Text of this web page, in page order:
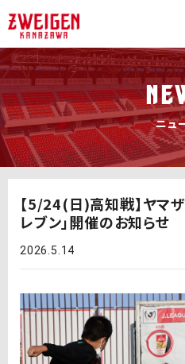
ニュ
【5/24(日)高知戦】ヤマ
レブン」開催のお知らせ
2026.5.14